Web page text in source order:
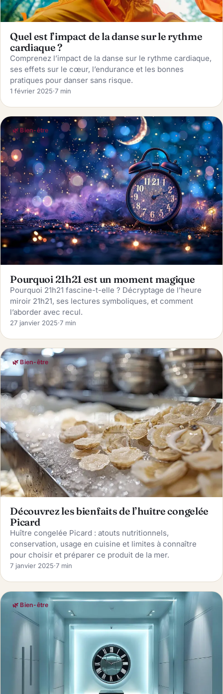
Quel est l’impact de la danse sur le rythme
cardiaque ?
Comprenez l’impact de la danse sur le rythme cardiaque,
ses effets sur le cœur, l’endurance et les bonnes
pratiques pour danser sans risque.
1 février 2025·7 min
🌿 Bien-être
Pourquoi 21h21 est un moment magique
Pourquoi 21h21 fascine-t-elle ? Décryptage de l’heure
miroir 21h21, ses lectures symboliques, et comment
l’aborder avec recul.
27 janvier 2025·7 min
🌿 Bien-être
Découvrez les bienfaits de l’huître congelée
Picard
Huître congelée Picard : atouts nutritionnels,
conservation, usage en cuisine et limites à connaître
pour choisir et préparer ce produit de la mer.
7 janvier 2025·7 min
🌿 Bien-être